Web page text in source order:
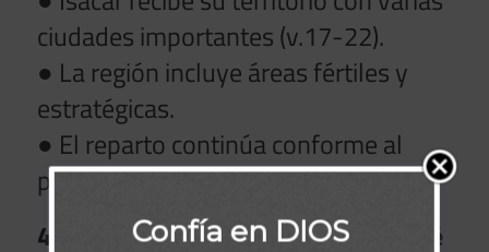
ciudades importantes (v.17-22).
● La región incluye áreas fértiles y
estratégicas.
● El reparto continúa conforme al
plan divino.
4. Herencia de la tribu de Aser (Josué
Confía en DIOS